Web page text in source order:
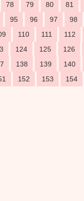
78 79 80 81
95 96 97 98
110 111 112
124 125 126
138 139 140
152 153 154